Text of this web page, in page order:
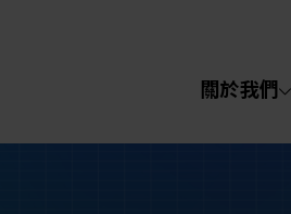
關於我們